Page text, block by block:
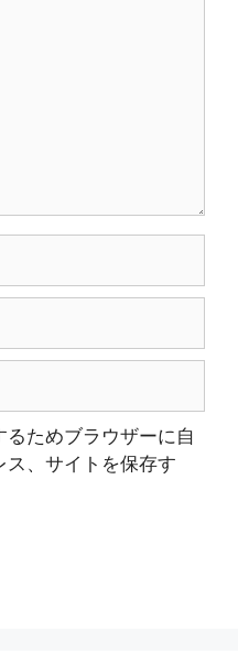
ためブラウザーに自
、サイトを保存す